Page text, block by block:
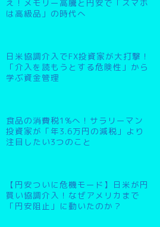
え！メモリー高騰と円安で「スマホ
は高級品」の時代へ
日米協調介入でFX投資家が大打撃！
「介入を読もうとする危険性」から
学ぶ資金管理
食品の消費税1%へ！サラリーマン
投資家が「年3.6万円の減税」より
注目したい3つのこと
【円安ついに危機モード】日米が円
買い協調介入！なぜアメリカまで
「円安阻止」に動いたのか？